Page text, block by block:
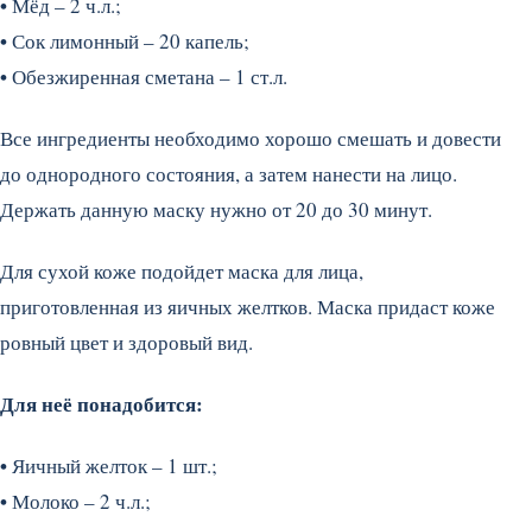
•Сок лимонный – 20 капель;
•Обезжиренная сметана – 1 ст.л.
Все ингредиенты необходимо хорошо смешать и довести
до однородного состояния, а затем нанести на лицо.
Держать данную маску нужно от 20 до 30 минут.
Для сухой коже подойдет маска для лица,
приготовленная из яичных желтков. Маска придаст коже
ровный цвет и здоровый вид.
Для неё понадобится:
• Яичный желток – 1 шт.;
•Молоко – 2 ч.л.;